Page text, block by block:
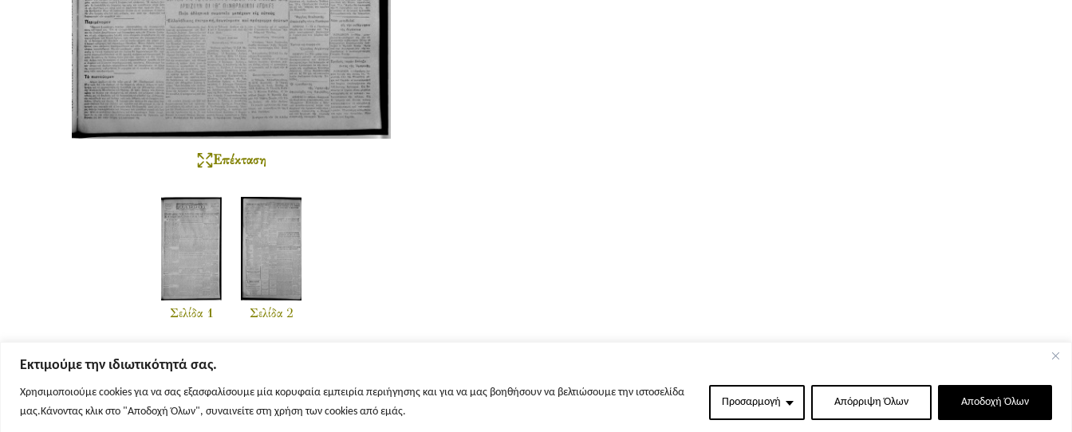
Εκτιμούμε την ιδιωτικότητά σας.
Χρησιμοποιούμε cookies για να σας εξασφαλίσουμε μία κορυφαία εμπειρία περιήγησης και για να μας βοηθήσουν να βελτιώσουμε την ιστοσελίδα
μας.Κάνοντας κλικ στο "Αποδοχή Όλων", συναινείτε στη χρήση των cookies από εμάς.
Προσαρμογή Απόρριψη Όλων Αποδοχή Όλων
Επέκταση
Σελίδα 1 Σελίδα 2